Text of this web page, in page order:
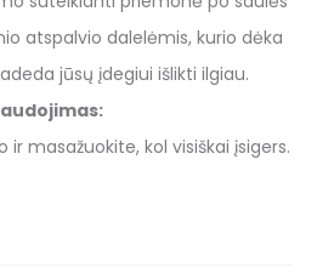
atspalvio dalelėmis, kurio dėka
jūsų įdegiui išlikti ilgiau.
masažuokite, kol visiškai įsigers.